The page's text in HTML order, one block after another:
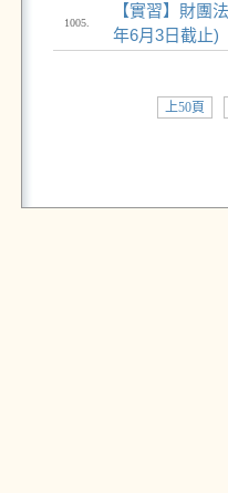
1005.
【實習】財團
年6月3日截止)
上50頁